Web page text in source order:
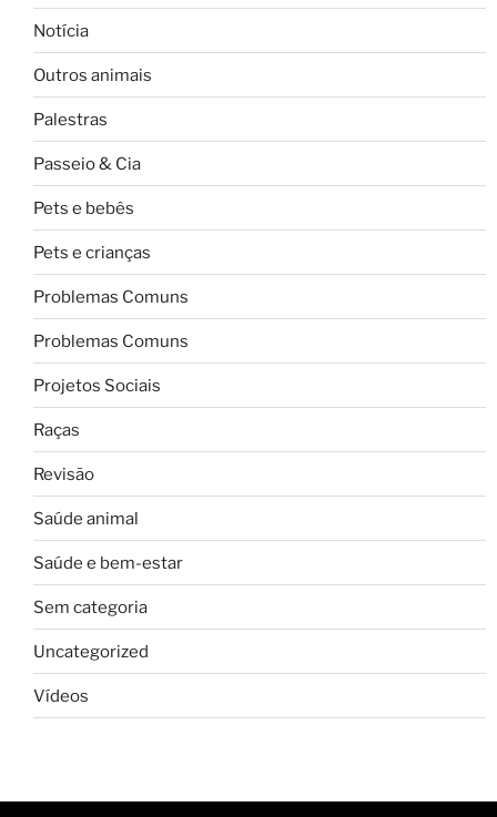
Notícia
Outros animais
Palestras
Passeio & Cia
Pets e bebês
Pets e crianças
Problemas Comuns
Problemas Comuns
Projetos Sociais
Raças
Revisão
Saúde animal
Saúde e bem-estar
Sem categoria
Uncategorized
Vídeos